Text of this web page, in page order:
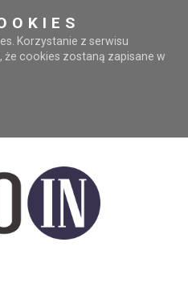
Korzystanie z serwisu
że cookies zostaną zapisane w